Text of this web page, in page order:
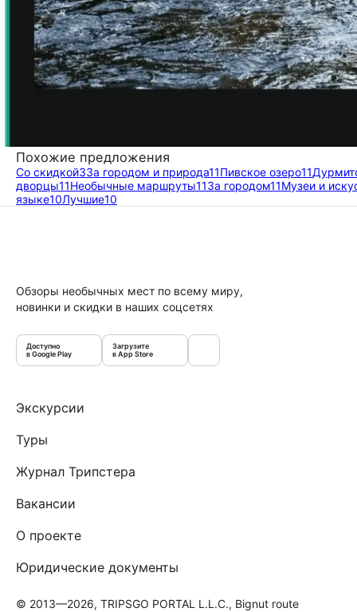
Похожие предложения
Со скидкой3За городом и природа11Пивское озеро11
дворцы11Необычные маршруты11За городом11Музеи и
языке10Лучшие10
Обзоры необычных мест по всему миру,
новинки и скидки в наших соцсетях
Доступно
в Google Play
Загрузите
в App Store
Экскурсии
Туры
Журнал Трипстера
Вакансии
О проекте
Юридические документы
© 2013—2026, TRIPSGO PORTAL L.L.C., Bignut route